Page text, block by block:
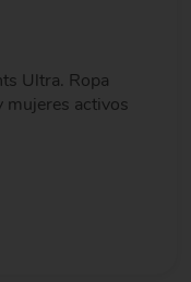
Ultra. Ropa
mujeres activos